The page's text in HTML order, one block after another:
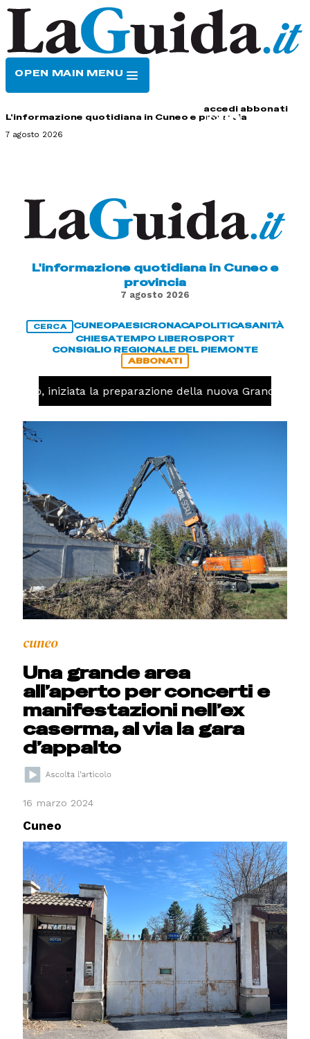
OPEN MAIN MENU
accedi abbonati
L'informazione quotidiana in Cuneo e provincia
7 agosto 2026
L'informazione quotidiana in Cuneo e
provincia
7 agosto 2026
CERCA CUNEOPAESICRONACAPOLITICASANITÀ
CHIESATEMPO LIBEROSPORT
CONSIGLIO REGIONALE DEL PIEMONTE
ABBONATI
iniziata la preparazione della nuova Granda Volley
cuneo
Una grande area
all’aperto per concerti e
manifestazioni nell’ex
caserma, al via la gara
d’appalto
16 marzo 2024
Cuneo